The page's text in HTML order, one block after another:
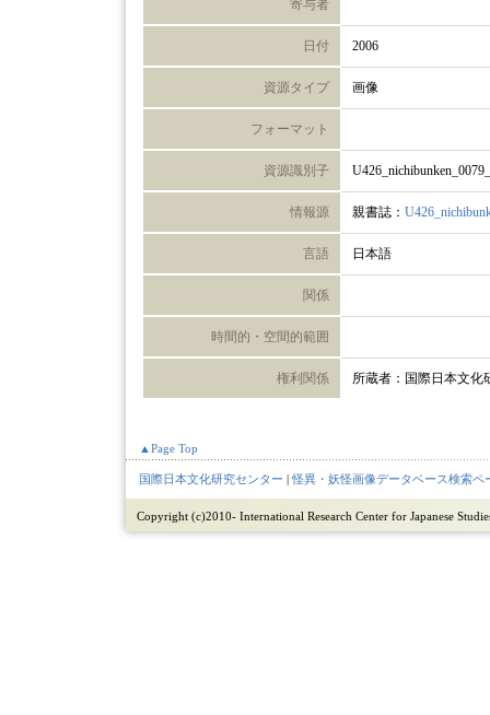
寄与者
日付 2006
資源タイプ 画像
フォーマット
資源識別子
情報源 親書誌：
言語 日本語
関係
時間的・空間的範囲
権利関係 所蔵者：国際日本文化
▲Page Top
国際日本文化研究センター |怪異・妖怪画像データベース検索ペ
Copyright (c)2010- International Research Center for Japanese